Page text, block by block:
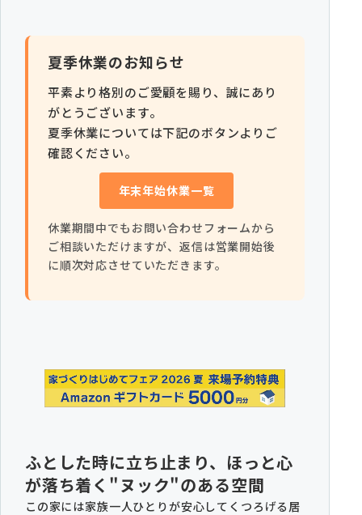
来場予約
オンライン相談
夏季休業のお知らせ
平素より格別のご愛顧を賜り、誠にあり
がとうございます。
夏季休業については下記のボタンよりご
確認ください。
年末年始休業一覧
休業期間中でもお問い合わせフォームから
ご相談いただけますが、返信は営業開始後
に順次対応させていただきます。
ふとした時に立ち止まり、ほっと心
が落ち着く"ヌック"のある空間
この家には家族一人ひとりが安心してくつろげる居